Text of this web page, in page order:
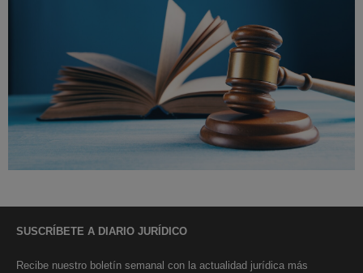
SUSCRÍBETE A DIARIO JURÍDICO
Recibe nuestro boletín semanal con la actualidad jurídica más